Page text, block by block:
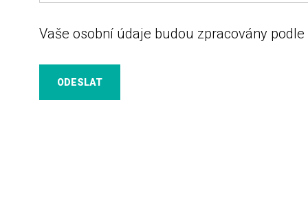
Vaše osobní údaje budou zpracovány podle
ODESLAT